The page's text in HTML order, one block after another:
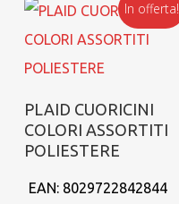
In offerta!
Aggiungi al carrello
PLAID CUORICINI
COLORI ASSORTITI
POLIESTERE
EAN: 8029722842844